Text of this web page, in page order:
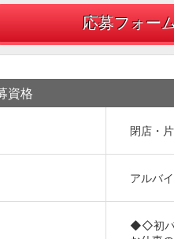
応募フォー
資格
閉店・
アルバ
◆◇初バ